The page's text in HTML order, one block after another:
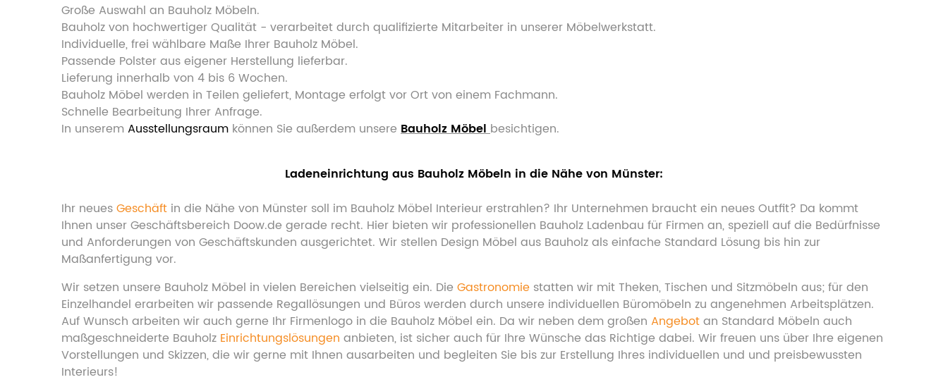
Große Auswahl an Bauholz Möbeln.
Bauholz von hochwertiger Qualität - verarbeitet durch qualifizierte Mitarbeiter in unserer Möbelwerkstatt.
Individuelle, frei wählbare Maße Ihrer Bauholz Möbel.
Passende Polster aus eigener Herstellung lieferbar.
Lieferung innerhalb von 4 bis 6 Wochen.
Bauholz Möbel werden in Teilen geliefert, Montage erfolgt vor Ort von einem Fachmann.
Schnelle Bearbeitung Ihrer Anfrage.
In unseremAusstellungsraum können Sie außerdem unsere Bauholz Möbel besichtigen.
Ladeneinrichtung aus Bauholz Möbeln in die Nähe von Münster:
Ihr neuesGeschäft in die Nähe von Münster soll im Bauholz Möbel Interieur erstrahlen? Ihr Unternehmen braucht ein neues Outfit? Da kommt
Ihnen unser Geschäftsbereich Doow.de gerade recht. Hier bieten wir professionellen Bauholz Ladenbau für Firmen an, speziell auf die Bedürfnisse
und Anforderungen von Geschäftskunden ausgerichtet. Wir stellen Design Möbel aus Bauholz als einfache Standard Lösung bis hin zur
Maßanfertigung vor.
Wir setzen unsere Bauholz Möbel in vielen Bereichen vielseitig ein. Die Gastronomie statten wir mit Theken, Tischen und Sitzmöbeln aus; für den
Einzelhandel erarbeiten wir passende Regallösungen und Büros werden durch unsere individuellen Büromöbeln zu angenehmen Arbeitsplätzen.
Auf Wunsch arbeiten wir auch gerne Ihr Firmenlogo in die Bauholz Möbel ein. Da wir neben dem großen Angebotan Standard Möbeln auch
maßgeschneiderte Bauholz Einrichtungslösungen anbieten, ist sicher auch für Ihre Wünsche das Richtige dabei. Wir freuen uns über Ihre eigenen
Vorstellungen und Skizzen, die wir gerne mit Ihnen ausarbeiten und begleiten Sie bis zur Erstellung Ihres individuellen und und preisbewussten
Interieurs!